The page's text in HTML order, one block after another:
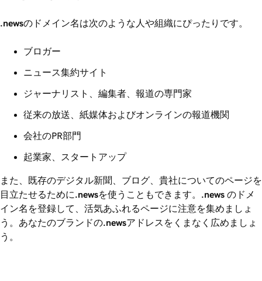
.newsのドメイン名は次のような人や組織にぴったりです。
ブロガー
ニュース集約サイト
ジャーナリスト、編集者、報道の専門家
従来の放送、紙媒体およびオンラインの報道機関
会社のPR部門
起業家、スタートアップ
また、既存のデジタル新聞、ブログ、貴社についてのページを
目立たせるために .newsを使うこともできます。 .news のドメ
イン名を登録して、活気あふれるページに注意を集めましょ
う。あなたのブランドの.newsアドレスをくまなく広めましょ
う。